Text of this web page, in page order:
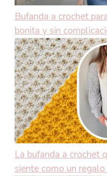
Bufanda a crochet
bonita y sin
La bufanda a crochet
siente como un